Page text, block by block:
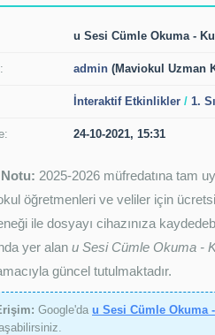
u Sesi Cümle Okuma -
admin (Maviokul Uzman
İnteraktif Etkinlikler / 1.
24-10-2021, 15:31
2025-2026 müfredatına tam
öğretmenleri ve veliler için
ile dosyayı cihazınıza
yer alan u Sesi Cümle Okuma -
güncel tutulmaktadır.
Google'da u Sesi Cümle Okuma